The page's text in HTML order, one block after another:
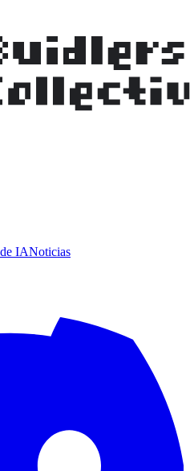
IANoticias